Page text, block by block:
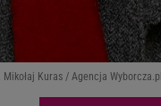
Kuras / Agencja Wyborcza.pl